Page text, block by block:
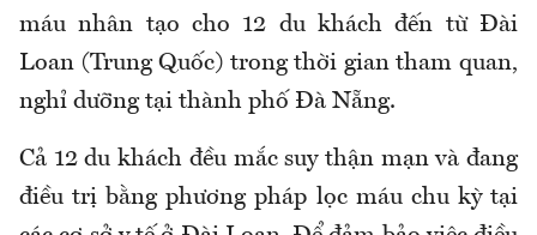
máu nhân tạo cho 12 du khách đến từ Đài
Loan (Trung Quốc) trong thời gian tham quan,
nghỉ dưỡng tại thành phố Đà Nẵng.
Cả 12 du khách đều mắc suy thận mạn và đang
điều trị bằng phương pháp lọc máu chu kỳ tại